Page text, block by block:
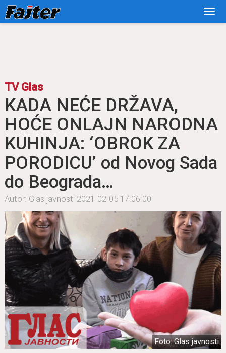
TV Glas
KADA NEĆE DRŽAVA,
HOĆE ONLAJN NARODNA
KUHINJA: ‘OBROK ZA
PORODICU’ od Novog Sada
do Beograda…
Autor: Glas javnosti 2021-02-05 17:06:00
Foto: Glas javnosti